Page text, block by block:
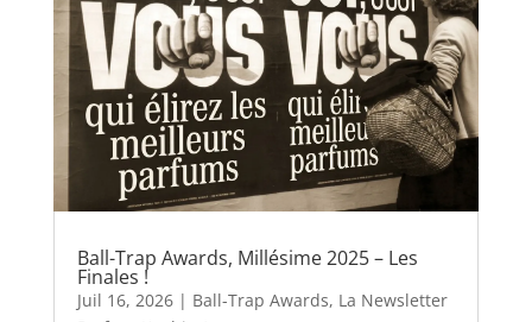
Ball-Trap Awards, Millésime 2025 – Les
Finales !
Juil 16, 2026| Ball-Trap Awards, La Newsletter